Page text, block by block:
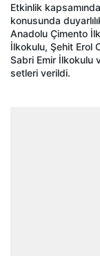
Etkinlik
konusunda
Anadolu Çimento
İlkokulu, Şehit Erol
Sabri Emir İlkokulu
setleri verildi.